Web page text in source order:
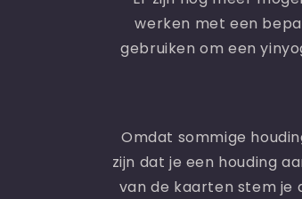
werken met een
gebruiken om een
Omdat sommige
zijn dat je een houding
van de kaarten stem je